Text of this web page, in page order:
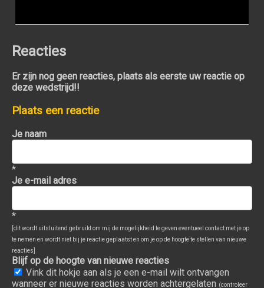
Reacties
Er zijn nog geen reacties, plaats als eerste uw reactie op
deze wedstrijd!!
Plaats een reactie
Je naam
*
Je e-mail adres
*
[dit wordt uitsluitend gebruikt om mij de mogelijkheid te geven eventueel contact met je op
te nemen en wordt niet bij je reactie geplaatst en om je op de hoogte te stellen van nieuwe
reacties]
Blijf op de hoogte van nieuwe reacties
Vink dit hokje aan als je een e-mail wilt ontvangen
wanneer er nieuwe reacties worden achtergelaten (controleer